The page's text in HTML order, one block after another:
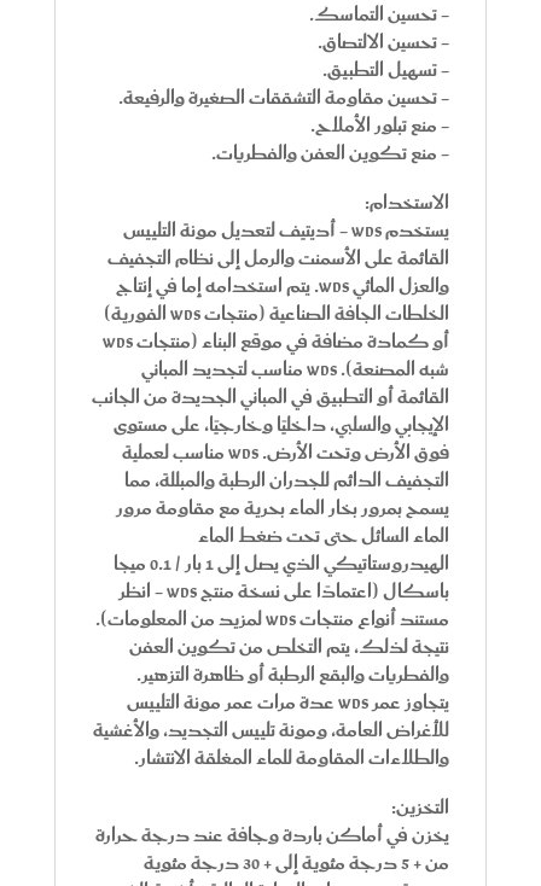
- تحسين التماسك.
- تحسين الالتصاق.
- تسهيل التطبيق.
- تحسين مقاومة التشققات الصغيرة والرفيعة.
- منع تبلور الأملاح.
- منع تكوين العفن والفطريات.
الاستخدام:
يستخدم WDS - أديتيف لتعديل مونة التلييس
القائمة على الأسمنت والرمل إلى نظام التجفيف
والعزل المائي WDS. يتم استخدامه إما في إنتاج
الخلطات الجافة الصناعية (منتجات WDS الفورية)
أو كمادة مضافة في موقع البناء (منتجات WDS
شبه المصنعة). WDS مناسب لتجديد المباني
القائمة أو التطبيق في المباني الجديدة من الجانب
الإيجابي والسلبي، داخليًا وخارجيًا، على مستوى
فوق الأرض وتحت الأرض. WDS مناسب لعملية
التجفيف الدائم للجدران الرطبة والمبللة، مما
يسمح بمرور بخار الماء بحرية مع مقاومة مرور
الماء السائل حتى تحت ضغط الماء
الهيدروستاتيكي الذي يصل إلى 1 بار / 0.1 ميجا
باسكال (اعتمادًا على نسخة منتج WDS - انظر
مستند أنواع منتجات WDS لمزيد من المعلومات).
نتيجة لذلك، يتم التخلص من تكوين العفن
والفطريات والبقع الرطبة أو ظاهرة التزهير.
يتجاوز عمر WDS عدة مرات عمر مونة التلييس
للأغراض العامة، ومونة تلييس التجديد، والأغشية
والطلاءات المقاومة للماء المغلقة الانتشار.
التخزين:
يخزن في أماكن باردة وجافة عند درجة حرارة
من + 5 درجة مئوية إلى + 30 درجة مئوية